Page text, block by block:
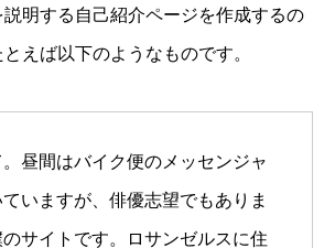
明する自己紹介ページを作成するの
えば以下のようなものです。
昼間はバイク便のメッセンジャ
いますが、俳優志望でもありま
サイトです。ロサンゼルスに住